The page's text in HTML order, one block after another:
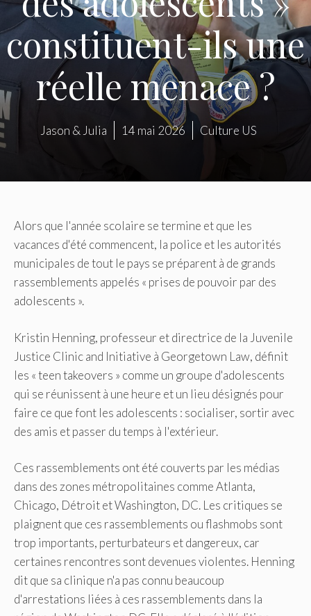
constituent-ils une
réelle menace ?
Jason & Julia 14 mai 2026 Culture US
Alors que l'année scolaire se termine et que les
vacances d'été commencent, la police et les autorités
municipales de tout le pays se préparent à de grands
rassemblements appelés « prises de pouvoir par des
adolescents ».
Kristin Henning, professeur et directrice de la Juvenile
Justice Clinic and Initiative à Georgetown Law, définit
les « teen takeovers » comme un groupe d'adolescents
qui se réunissent à une heure et un lieu désignés pour
faire ce que font les adolescents : socialiser, sortir avec
des amis et passer du temps à l'extérieur.
Ces rassemblements ont été couverts par les médias
dans des zones métropolitaines comme Atlanta,
Chicago, Détroit et Washington, DC. Les critiques se
plaignent que ces rassemblements ou flashmobs sont
trop importants, perturbateurs et dangereux, car
certaines rencontres sont devenues violentes. Henning
dit que sa clinique n'a pas connu beaucoup
d'arrestations liées à ces rassemblements dans la